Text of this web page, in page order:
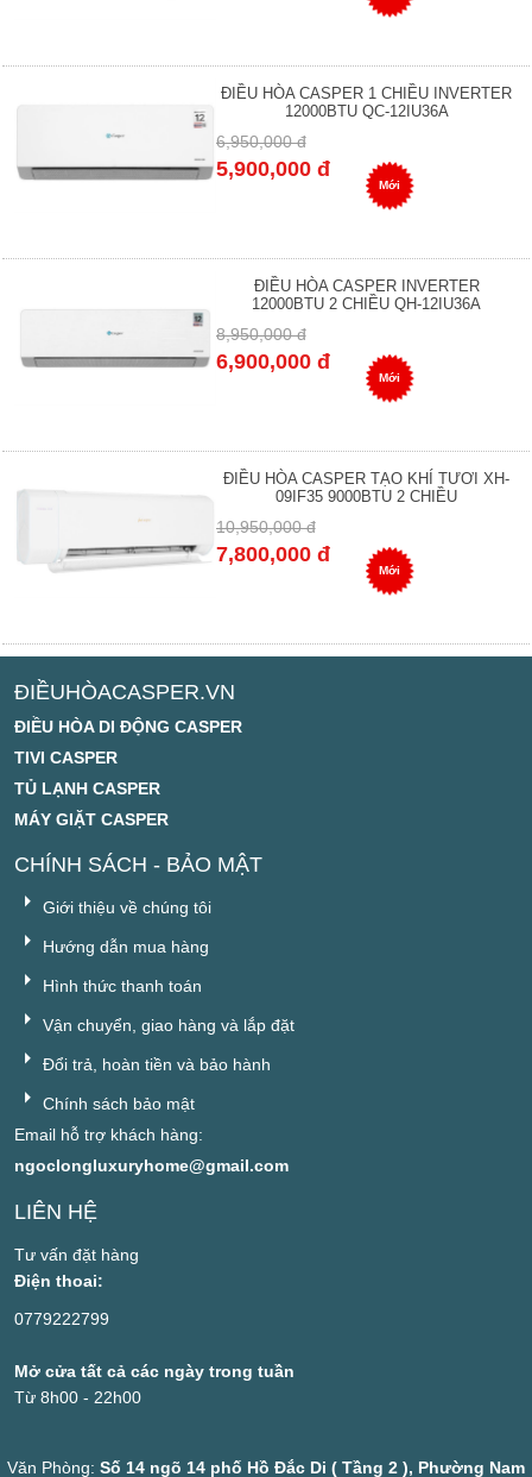
ĐIỀU HÒA CASPER 1 CHIỀU INVERTER
12000BTU QC-12IU36A
6,950,000 đ
5,900,000 đ
Mới
ĐIỀU HÒA CASPER INVERTER
12000BTU 2 CHIỀU QH-12IU36A
8,950,000 đ
6,900,000 đ
Mới
ĐIỀU HÒA CASPER TẠO KHÍ TƯƠI XH-
09IF35 9000BTU 2 CHIỀU
10,950,000 đ
7,800,000 đ
Mới
ĐIỀUHÒACASPER.VN
ĐIỀU HÒA DI ĐỘNG CASPER
TIVI CASPER
TỦ LẠNH CASPER
MÁY GIẶT CASPER
CHÍNH SÁCH - BẢO MẬT
Giới thiệu về chúng tôi
Hướng dẫn mua hàng
Hình thức thanh toán
Vận chuyển, giao hàng và lắp đặt
Đổi trả, hoàn tiền và bảo hành
Chính sách bảo mật
Email hỗ trợ khách hàng:
ngoclongluxuryhome@gmail.com
LIÊN HỆ
Tư vấn đặt hàng
Điện thoai:
0779222799
Mở cửa tất cả các ngày trong tuần
Từ 8h00 - 22h00
Văn Phòng: Số 14 ngõ 14 phố Hồ Đắc Di ( Tầng 2 ), Phường Nam